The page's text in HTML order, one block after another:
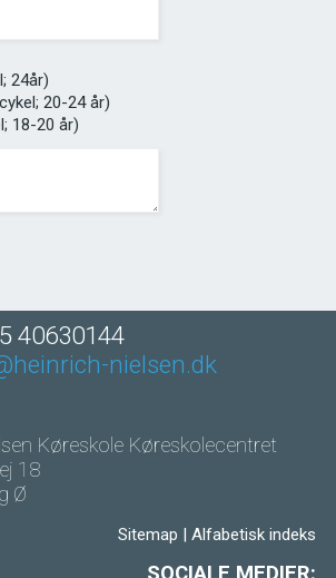
24år)
20-24 år)
18-20 år)
40630144
nielsen.dk
Køreskole Køreskolecentret
18
Ø
Sitemap | Alfabetisk indeks